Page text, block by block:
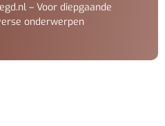
– Voor diepgaande
onderwerpen